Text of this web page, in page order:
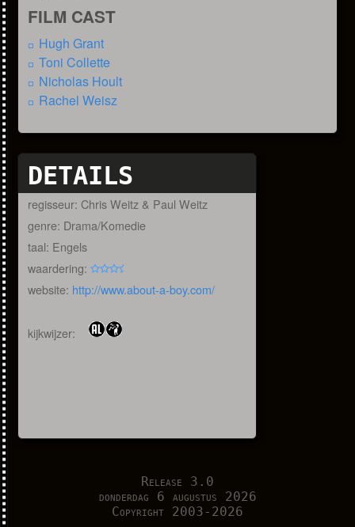
FILM CAST
Hugh Grant
Toni Collette
Nicholas Hoult
Rachel Weisz
DETAILS
regisseur: Chris Weitz & Paul Weitz
genre: Drama/Komedie
taal: Engels
waardering:
website: http://www.about-a-boy.com/
kijkwijzer:
Release 3.0
donderdag 6 augustus 2026
Copyright 2003-2026